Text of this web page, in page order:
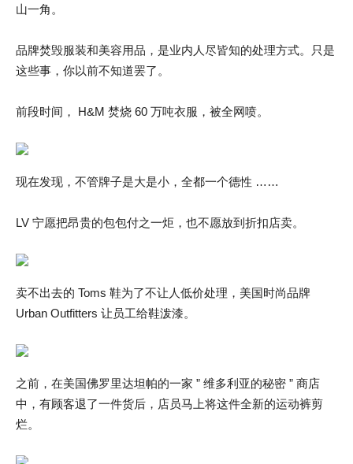
山一角。
品牌焚毁服装和美容用品，是业内人尽皆知的处理方式。只是
这些事，你以前不知道罢了。
前段时间， H&M 焚烧 60 万吨衣服，被全网喷。
现在发现，不管牌子是大是小，全都一个德性 ……
LV 宁愿把昂贵的包包付之一炬，也不愿放到折扣店卖。
卖不出去的 Toms 鞋为了不让人低价处理，美国时尚品牌
Urban Outfitters 让员工给鞋泼漆。
之前，在美国佛罗里达坦帕的一家 ” 维多利亚的秘密 ” 商店
中，有顾客退了一件货后，店员马上将这件全新的运动裤剪
烂。